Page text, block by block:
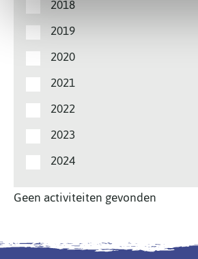
2018
2019
2020
2021
2022
2023
2024
Geen activiteiten gevonden